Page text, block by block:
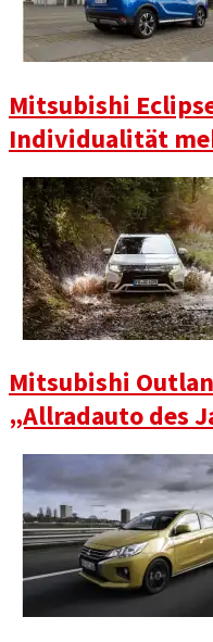
Mitsubishi
Individualität
Mitsubishi
„Allradauto des